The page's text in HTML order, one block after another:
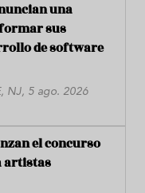
una
sus
de software
NJ, 5 ago. 2026
el concurso
artistas